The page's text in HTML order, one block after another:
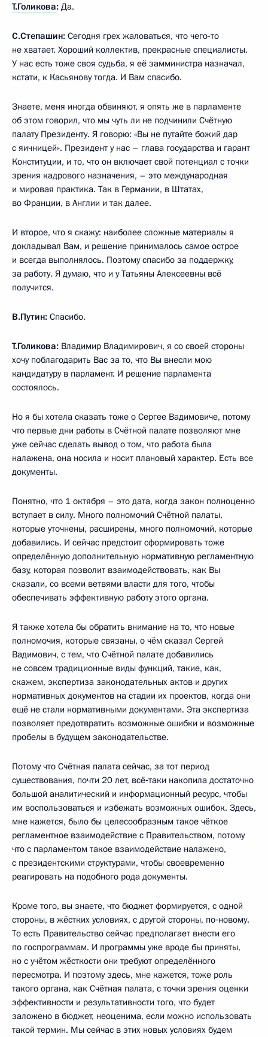
Т.Голикова: Да.
С.Степашин: Сегодня грех жаловаться, что чего‑то
не хватает. Хороший коллектив, прекрасные специалисты.
У нас есть тоже своя судьба, я её замминистра назначал,
кстати, к Касьянову тогда. И Вам спасибо.
Знаете, меня иногда обвиняют, я опять же в парламенте
об этом говорил, что мы чуть ли не подчинили Счётную
палату Президенту. Я говорю: «Вы не путайте божий дар
с яичницей». Президент у нас – глава государства и гарант
Конституции, и то, что он включает свой потенциал с точки
зрения кадрового назначения, – это международная
и мировая практика. Так в Германии, в Штатах,
во Франции, в Англии и так далее.
И второе, что я скажу: наиболее сложные материалы я
докладывал Вам, и решение принималось самое острое
и всегда выполнялось. Поэтому спасибо за поддержку,
за работу. Я думаю, что и у Татьяны Алексеевны всё
получится.
В.Путин: Спасибо.
Т.Голикова: Владимир Владимирович, я со своей стороны
хочу поблагодарить Вас за то, что Вы внесли мою
кандидатуру в парламент. И решение парламента
состоялось.
Но я бы хотела сказать тоже о Сергее Вадимовиче, потому
что первые дни работы в Счётной палате позволяют мне
уже сейчас сделать вывод о том, что работа была
налажена, она носила и носит плановый характер. Есть все
документы.
Понятно, что 1 октября – это дата, когда закон полноценно
вступает в силу. Много полномочий Счётной палаты,
которые уточнены, расширены, много полномочий, которые
добавились. И сейчас предстоит сформировать тоже
определённую дополнительную нормативную регламентную
базу, которая позволит взаимодействовать, как Вы
сказали, со всеми ветвями власти для того, чтобы
обеспечивать эффективную работу этого органа.
Я также хотела бы обратить внимание на то, что новые
полномочия, которые связаны, о чём сказал Сергей
Вадимович, с тем, что Счётной палате добавились
не совсем традиционные виды функций, такие, как,
скажем, экспертиза законодательных актов и других
нормативных документов на стадии их проектов, когда они
ещё не стали нормативными документами. Эта экспертиза
позволяет предотвратить возможные ошибки и возможные
пробелы в будущем законодательстве.
Потому что Счётная палата сейчас, за тот период
существования, почти 20 лет, всё‑таки накопила достаточно
большой аналитический и информационный ресурс, чтобы
им воспользоваться и избежать возможных ошибок. Здесь,
мне кажется, было бы целесообразным такое чёткое
регламентное взаимодействие с Правительством, потому
что с парламентом такое взаимодействие налажено,
с президентскими структурами, чтобы своевременно
реагировать на подобного рода документы.
Кроме того, вы знаете, что бюджет формируется, с одной
стороны, в жёстких условиях, с другой стороны, по‑новому.
То есть Правительство сейчас предполагает внести его
по госпрограммам. И программы уже вроде бы приняты,
но с учётом жёсткости они требуют определённого
пересмотра. И поэтому здесь, мне кажется, тоже роль
такого органа, как Счётная палата, с точки зрения оценки
эффективности и результативности того, что будет
заложено в бюджет, неоценима, если можно использовать
такой термин. Мы сейчас в этих новых условиях будем